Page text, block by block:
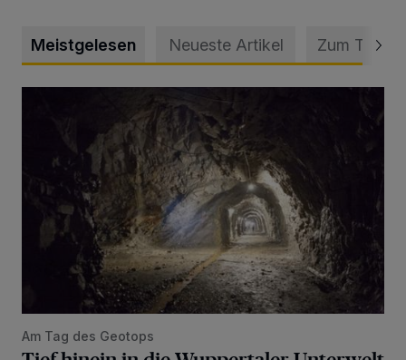
Meistgelesen Neueste Artikel Zum Thema
Am Tag des Geotops